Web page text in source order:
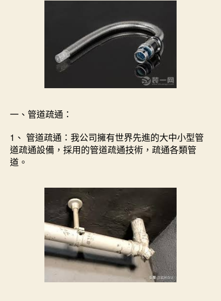
一、管道疏通：
1、 管道疏通：我公司擁有世界先進的大中小型管
道疏通設備，採用的管道疏通技術，疏通各類管
道。